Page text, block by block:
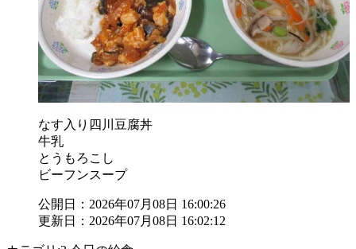
なす入り四川豆腐丼
牛乳
とうもろこし
ビーフンスープ
公開日：2026年07月08日 16:00:26
更新日：2026年07月08日 16:02:12